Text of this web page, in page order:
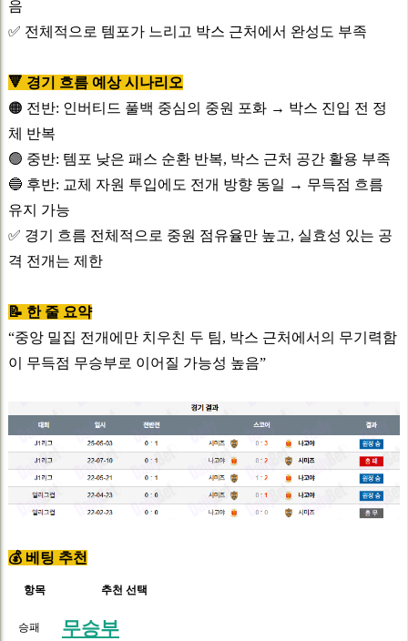
음
✅ 전체적으로 템포가 느리고 박스 근처에서 완성도 부족
🔻 경기 흐름 예상 시나리오
🟠 전반: 인버티드 풀백 중심의 중원 포화 → 박스 진입 전 정
체 반복
🟢 중반: 템포 낮은 패스 순환 반복, 박스 근처 공간 활용 부족
🔵 후반: 교체 자원 투입에도 전개 방향 동일 → 무득점 흐름
유지 가능
✅ 경기 흐름 전체적으로 중원 점유율만 높고, 실효성 있는 공
격 전개는 제한
📝 한 줄 요약
“중앙 밀집 전개에만 치우친 두 팀, 박스 근처에서의 무기력함
이 무득점 무승부로 이어질 가능성 높음”
💰 베팅 추천
항목 추천 선택
승패 무승부